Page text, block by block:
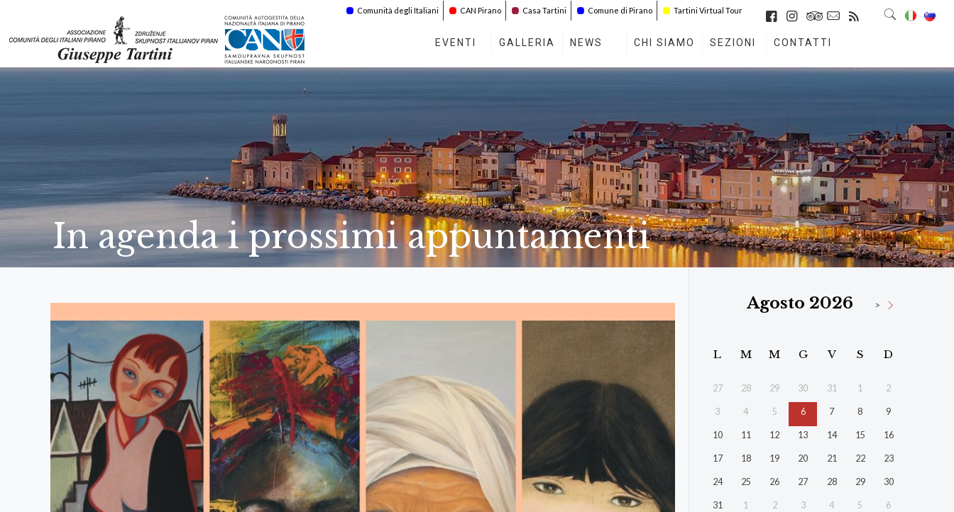
Comunità degli Italiani CAN Pirano Casa Tartini Comune di Pirano Tartini Virtual Tour
EVENTI GALLERIA NEWS CHI SIAMO SEZIONI CONTATTI
In agenda i prossimi appuntamenti
Agosto 2026 >
L M M G V S D
27 28 29 30 31 1 2
3 4 5 6 7 8 9
10 11 12 13 14 15 16
17 18 19 20 21 22 23
24 25 26 27 28 29 30
31 1 2 3 4 5 6